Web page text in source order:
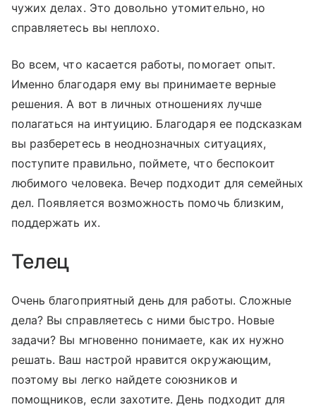
чужих делах. Это довольно утомительно, но
справляетесь вы неплохо.
Во всем, что касается работы, помогает опыт.
Именно благодаря ему вы принимаете верные
решения. А вот в личных отношениях лучше
полагаться на интуицию. Благодаря ее подсказкам
вы разберетесь в неоднозначных ситуациях,
поступите правильно, поймете, что беспокоит
любимого человека. Вечер подходит для семейных
дел. Появляется возможность помочь близким,
поддержать их.
Телец
Очень благоприятный день для работы. Сложные
дела? Вы справляетесь с ними быстро. Новые
задачи? Вы мгновенно понимаете, как их нужно
решать. Ваш настрой нравится окружающим,
поэтому вы легко найдете союзников и
помощников, если захотите. День подходит для